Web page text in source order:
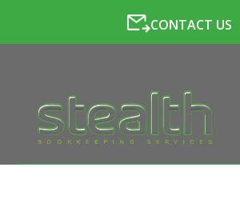
CONTACT US